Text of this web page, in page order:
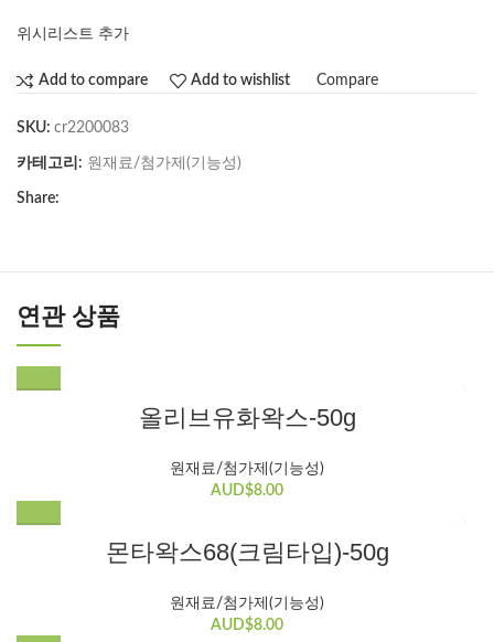
위시리스트 추가
Add to compare Add to wishlist Compare
SKU: cr2200083
카테고리: 원재료/첨가제(기능성)
Share:
연관 상품
올리브유화왁스-50g
원재료/첨가제(기능성)
AUD$8.00
몬타왁스68(크림타입)-50g
원재료/첨가제(기능성)
AUD$8.00